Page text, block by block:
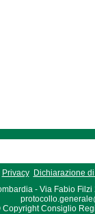
Privacy
Dichiarazione
- Via Fabio Filzi
Copyright Consiglio